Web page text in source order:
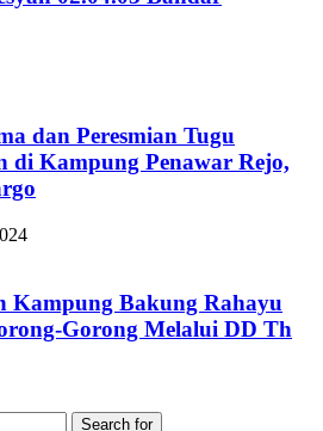
dan Peresmian Tugu
di Kampung Penawar Rejo,
Kampung Bakung Rahayu
Gorong Melalui DD Th
Search for